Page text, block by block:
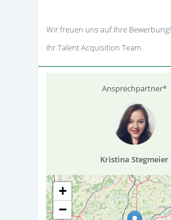
Wir freuen uns auf Ihre Bewerbung!
Ihr Talent Acquisition Team
Ansprechpartner*
Kristina Stegmeier
+
−